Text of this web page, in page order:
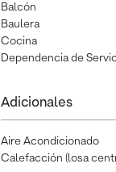
Balcón
Baulera
Cocina
Dependencia de
Adicionales
Aire Acondicionado
Calefacción (losa